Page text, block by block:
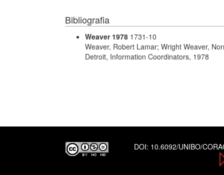
Bibliografia
Weaver 1978 1731-10
Weaver, Robert Lamar; Wright Weaver,
Detroit, Information Coordinators, 1978
DOI: 10.6092/UNIBO/